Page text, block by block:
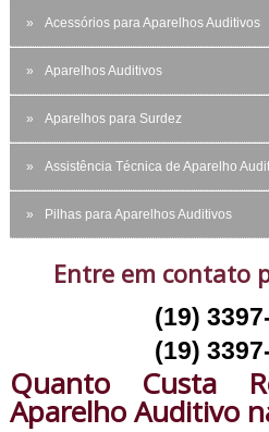
Acessórios para Aparelhos Auditivos
Aparelhos Auditivos
Aparelhos para Surdez
Assistência Técnica de Aparelho
Pilhas para Aparelhos Auditivos
Entre em contato
(19)
(19)
Quanto Custa
Aparelho Auditivo